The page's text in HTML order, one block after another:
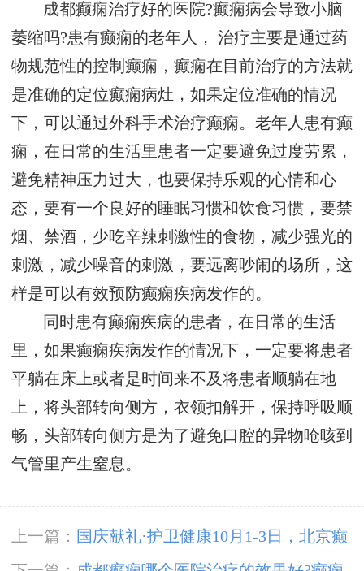
成都癫痫治疗好的医院?癫痫病会导致小脑
萎缩吗?患有癫痫的老年人， 治疗主要是通过药
物规范性的控制癫痫，癫痫在目前治疗的方法就
是准确的定位癫痫病灶，如果定位准确的情况
下，可以通过外科手术治疗癫痫。老年人患有癫
痫，在日常的生活里患者一定要避免过度劳累，
避免精神压力过大，也要保持乐观的心情和心
态，要有一个良好的睡眠习惯和饮食习惯，要禁
烟、禁酒，少吃辛辣刺激性的食物，减少强光的
刺激，减少噪音的刺激，要远离吵闹的场所，这
样是可以有效预防癫痫疾病发作的。
同时患有癫痫疾病的患者，在日常的生活
里，如果癫痫疾病发作的情况下，一定要将患者
平躺在床上或者是时间来不及将患者顺躺在地
上，将头部转向侧方，衣领扣解开，保持呼吸顺
畅，头部转向侧方是为了避免口腔的异物呛咳到
气管里产生窒息。
上一篇： 国庆献礼·护卫健康10月1-3日，北京癫